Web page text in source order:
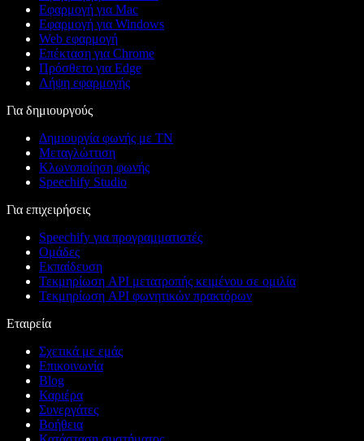
Εφαρμογή για Mac
Εφαρμογή για Windows
Web εφαρμογή
Επέκταση για Chrome
Πρόσθετο για Edge
Λήψη εφαρμογής
Για δημιουργούς
Δημιουργία φωνής με ΤΝ
Μεταγλώττιση
Κλωνοποίηση φωνής
Speechify Studio
Για επιχειρήσεις
Speechify για προγραμματιστές
Ομάδες
Εκπαίδευση
Τεκμηρίωση API μετατροπής κειμένου σε ομιλία
Τεκμηρίωση API φωνητικών πρακτόρων
Εταιρεία
Σχετικά με εμάς
Επικοινωνία
Blog
Καριέρα
Συνεργάτες
Βοήθεια